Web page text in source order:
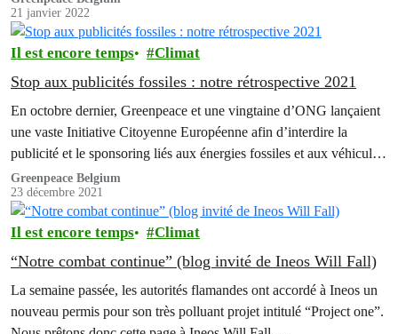
21 janvier 2022
Il est encore temps Climat
Stop aux publicités fossiles : notre rétrospective 2021
En octobre dernier, Greenpeace et une vingtaine d’ONG lançaient
une vaste Initiative Citoyenne Européenne afin d’interdire la
publicité et le sponsoring liés aux énergies fossiles et aux véhicules
qui en consomment. Grâce à votre aide, cette pétition a déjà
dépassé les 120 000 signatures. En cette fin d’année, revenons sur
quelques actions majeures qui ont…
Greenpeace Belgium
23 décembre 2021
Il est encore temps Climat
“Notre combat continue” (blog invité de Ineos Will Fall)
La semaine passée, les autorités flamandes ont accordé à Ineos un
nouveau permis pour son très polluant projet intitulé “Project one”.